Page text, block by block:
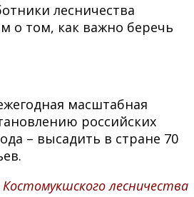
лесничества
о том, как важно беречь
масштабная
российских
– высадить в стране 70
лесничества